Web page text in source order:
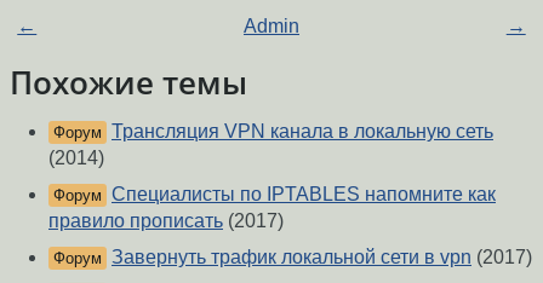
← Admin →
Похожие темы
Форум Трансляция VPN канала в локальную сеть
(2014)
Форум Специалисты по IPTABLES напомните как
правило прописать (2017)
Форум Завернуть трафик локальной сети в vpn (2017)